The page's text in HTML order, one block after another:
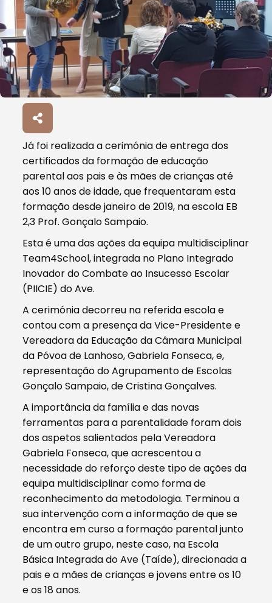
Já foi realizada a cerimónia de entrega dos
certificados da formação de educação
parental aos pais e às mães de crianças até
aos 10 anos de idade, que frequentaram esta
formação desde janeiro de 2019, na escola EB
2,3 Prof. Gonçalo Sampaio.
Esta é uma das ações da equipa multidisciplinar
Team4School, integrada no Plano Integrado
Inovador do Combate ao Insucesso Escolar
(PIICIE) do Ave.
A cerimónia decorreu na referida escola e
contou com a presença da Vice-Presidente e
Vereadora da Educação da Câmara Municipal
da Póvoa de Lanhoso, Gabriela Fonseca, e,
representação do Agrupamento de Escolas
Gonçalo Sampaio, de Cristina Gonçalves.
A importância da família e das novas
ferramentas para a parentalidade foram dois
dos aspetos salientados pela Vereadora
Gabriela Fonseca, que acrescentou a
necessidade do reforço deste tipo de ações da
equipa multidisciplinar como forma de
reconhecimento da metodologia. Terminou a
sua intervenção com a informação de que se
encontra em curso a formação parental junto
de um outro grupo, neste caso, na Escola
Básica Integrada do Ave (Taíde), direcionada a
pais e a mães de crianças e jovens entre os 10
e os 18 anos.